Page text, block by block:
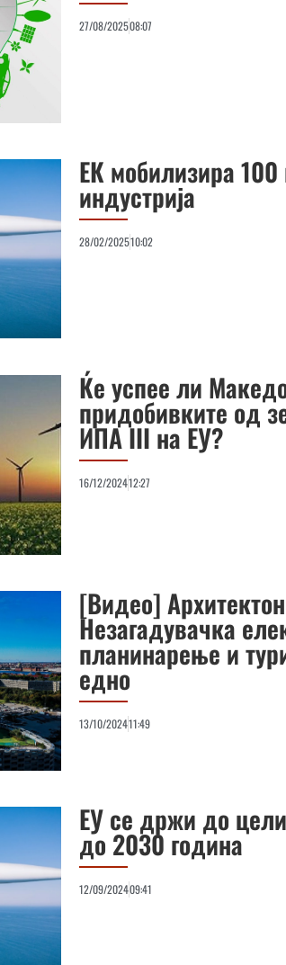
27/08/202508:07
ЕК мобилизира
индустрија
28/02/202510:02
Ќе успее ли
придобивките од
ИПА III на ЕУ?
16/12/202412:27
[Видео]
Незагадувачка
планинарење и
едно
13/10/202411:49
ЕУ се држи до
до 2030 година
12/09/202409:41